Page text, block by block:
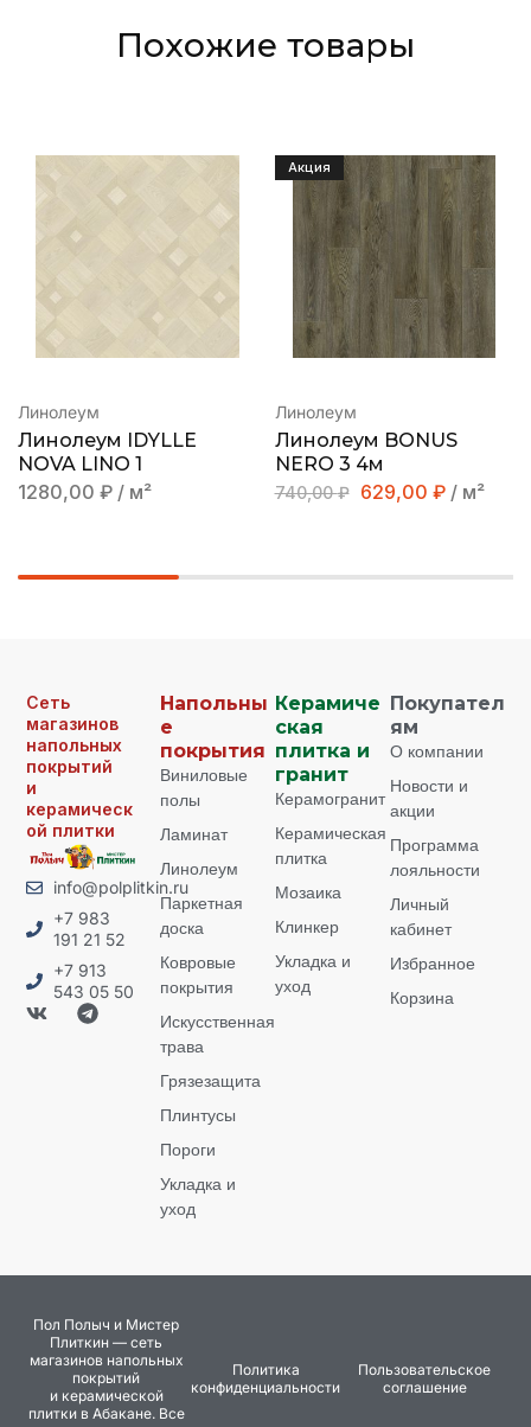
Похожие товары
Линолеум
Линолеум IDYLLE
NOVA LINO 1
1280,00 ₽ / м²
Акция
Линолеум
Линолеум BONUS
NERO 3 4м
740,00₽ 629,00 ₽ / м²
Сеть
магазинов
напольных
покрытий
и
керамическ
ой плитки
info@polplitkin.ru
+7 983
191 21 52
+7 913
543 05 50
Напольны
е
покрытия
Виниловые
полы
Ламинат
Линолеум
Паркетная
доска
Ковровые
покрытия
Искусственная
трава
Грязезащита
Плинтусы
Пороги
Укладка и
уход
Керамиче
ская
плитка и
гранит
Керамогранит
Керамическая
плитка
Мозаика
Клинкер
Укладка и
уход
Покупател
ям
О компании
Новости и
акции
Программа
лояльности
Личный
кабинет
Избранное
Корзина
Пол Полыч и Мистер
Плиткин — сеть
магазинов напольных
покрытий
и керамической
плитки в Абакане. Все
Политика
конфиденциальности
Пользовательское
соглашение